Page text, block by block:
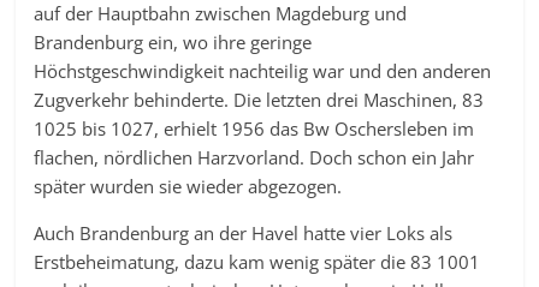
auf der Hauptbahn zwischen Magdeburg und
Brandenburg ein, wo ihre geringe
Höchstgeschwindigkeit nachteilig war und den anderen
Zugverkehr behinderte. Die letzten drei Maschinen, 83
1025 bis 1027, erhielt 1956 das Bw Oschersleben im
flachen, nördlichen Harzvorland. Doch schon ein Jahr
später wurden sie wieder abgezogen.
Auch Brandenburg an der Havel hatte vier Loks als
Erstbeheimatung, dazu kam wenig später die 83 1001